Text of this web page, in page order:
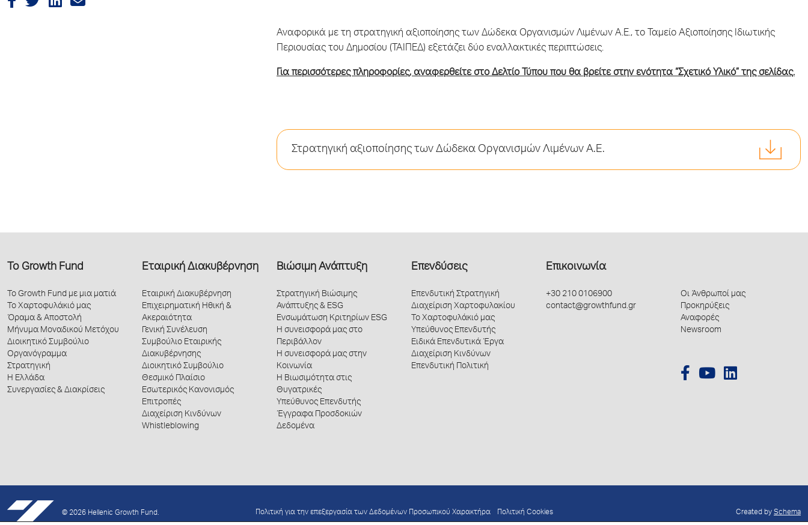
Αναφορικά με τη στρατηγική αξιοποίησης των Δώδεκα Οργανισμών Λιμένων Α.Ε., το Ταμείο Αξιοποίησης Ιδιωτικής
Περιουσίας του Δημοσίου (ΤΑΙΠΕΔ) εξετάζει δύο εναλλακτικές περιπτώσεις.
Για περισσότερες πληροφορίες, αναφερθείτε στο Δελτίο Τύπου που θα βρείτε στην ενότητα “Σχετικό Υλικό” της σελίδας.
Στρατηγική αξιοποίησης των Δώδεκα Οργανισμών Λιμένων Α.Ε.
Το Growth Fund
Το Growth Fund με μια ματιά
Το Χαρτοφυλάκιό μας
Όραμα & Αποστολή
Μήνυμα Μοναδικού Μετόχου
Διοικητικό Συμβούλιο
Οργανόγραμμα
Στρατηγική
Η Ελλάδα
Συνεργασίες & Διακρίσεις
Εταιρική Διακυβέρνηση
Εταιρική Διακυβέρνηση
Επιχειρηματική Ηθική &
Ακεραιότητα
Γενική Συνέλευση
Συμβούλιο Εταιρικής
Διακυβέρνησης
Διοικητικό Συμβούλιο
Θεσμικό Πλαίσιο
Εσωτερικός Κανονισμός
Επιτροπές
Διαχείριση Κινδύνων
Whistleblowing
Βιώσιμη Ανάπτυξη
Στρατηγική Βιώσιμης
Ανάπτυξης & ESG
Ενσωμάτωση Κριτηρίων ESG
Η συνεισφορά μας στο
Περιβάλλον
Η συνεισφορά μας στην
Κοινωνία
Η Βιωσιμότητα στις
Θυγατρικές
Υπεύθυνος Επενδυτής
Έγγραφα Προσδοκιών
Δεδομένα
Επενδύσεις
Επενδυτική Στρατηγική
Διαχείριση Χαρτοφυλακίου
Το Χαρτοφυλάκιό μας
Υπεύθυνος Επενδυτής
Ειδικά Επενδυτικά Έργα
Διαχείριση Κινδύνων
Επενδυτική Πολιτική
Επικοινωνία
+30 210 0106900
contact@growthfund.gr
Οι Άνθρωποί μας
Προκηρύξεις
Αναφορές
Newsroom
© 2026 Hellenic Growth Fund. Πολιτική για την επεξεργασία των Δεδομένων Προσωπικού Χαρακτήρα Πολιτική Cookies Created by Schema